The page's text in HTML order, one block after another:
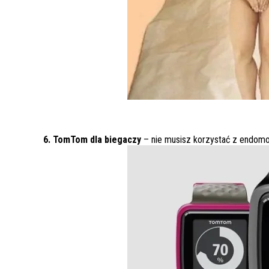
6. TomTom dla biegaczy – nie musisz korzystać z